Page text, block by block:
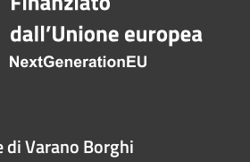
di Varano Borghi